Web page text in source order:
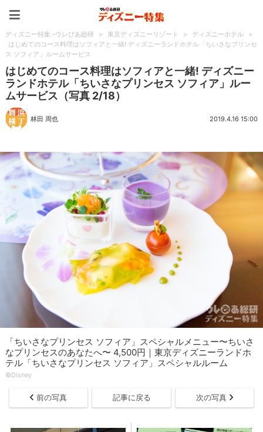
ディズニー特集 -ウレぴあ総研 > 東京ディズニーリゾート > ディズニーホテル
>
はじめてのコース料理はソフィアと一緒! ディズニーランドホテル「ちいさなプリンセ
ス ソフィア」ルームサービス
はじめてのコース料理はソフィアと一緒! ディズニー
ランドホテル「ちいさなプリンセス ソフィア」ルー
ムサービス（写真 2/18）
林田 周也 2019.4.16 15:00
「ちいさなプリンセス ソフィア」スペシャルメニュー〜ちいさ
なプリンセスのあなたへ〜 4,500円｜東京ディズニーランドホ
テル「ちいさなプリンセス ソフィア」スペシャルルーム
©︎Disney
前の写真 記事に戻る 次の写真